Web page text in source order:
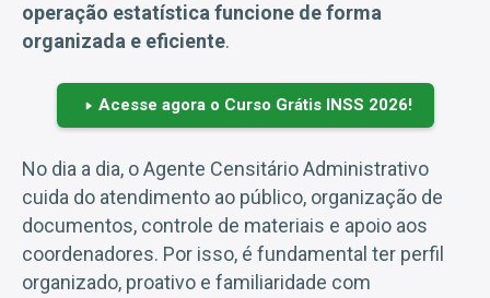
operação estatística funcione de forma
organizada e eficiente.
Acesse agora o Curso Grátis INSS 2026!
No dia a dia, o Agente Censitário Administrativo
cuida do atendimento ao público, organização de
documentos, controle de materiais e apoio aos
coordenadores. Por isso, é fundamental ter perfil
organizado, proativo e familiaridade com